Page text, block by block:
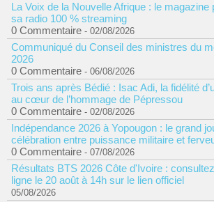
La Voix de la Nouvelle Afrique : le magazine
sa radio 100 % streaming
0 Commentaire - 02/08/2026
Communiqué du Conseil des ministres du
2026
0 Commentaire - 06/08/2026
Trois ans après Bédié : Isac Adi, la fidélité
au cœur de l’hommage de Pépressou
0 Commentaire - 02/08/2026
Indépendance 2026 à Yopougon : le grand
célébration entre puissance militaire et
0 Commentaire - 07/08/2026
Résultats BTS 2026 Côte d'Ivoire :
ligne le 20 août à 14h sur le lien officiel
05/08/2026